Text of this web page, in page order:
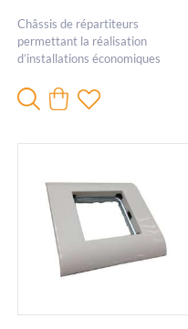
Châssis de répartiteurs
permettant la réalisation
d’installations économiques